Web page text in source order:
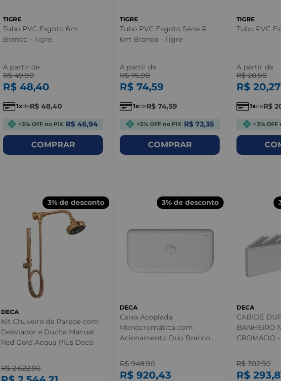
TIGRE
Tubo PVC Esgoto 6m
Branco - Tigre
A partir de
R$ 49,90
R$ 48,40
1 deR$ 48,40
+3% OFF no PIX R$ 46,94
COMPRAR
TIGRE
Tubo PVC Esgoto Série R
6m Branco - Tigre
A partir de
R$ 76,90
R$ 74,59
1 deR$ 74,59
+3% OFF no PIX R$ 72,35
COMPRAR
TIGRE
Tubo PVC
A partir de
R$ 20,90
R$ 20,27
1 deR$
+3% OFF
3%de desconto
DECA
Kit Chuveiro de Parede com
Desviador e Ducha Manual
Red Gold Acqua Plus Deca
R$ 2.622,90
3% de desconto
DECA
Caixa Acoplada
Monocromática com
Acionamento Duo Branco
R$ 948,90
R$ 920,43
DECA
CABIDE
BANHEIRO
CROMADO
R$ 302,90
R$ 293,